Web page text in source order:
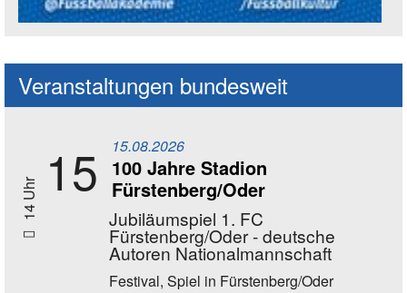
Veranstaltungen bundesweit
14 Uhr 15 15.08.2026
100 Jahre Stadion
Fürstenberg/Oder
Jubiläumspiel 1. FC
Fürstenberg/Oder - deutsche
Autoren Nationalmannschaft
Festival, Spiel in Fürstenberg/Oder